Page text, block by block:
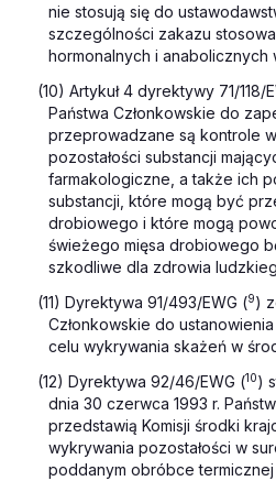
nie stosują się do
szczególności zakazu
hormonalnych i anabolicznych
(10) Artykuł 4 dyrektywy 71/118/
Państwa Członkowskie do
przeprowadzane są kontrole
pozostałości substancji
farmakologiczne, a także ich
substancji, które mogą być
drobiowego i które mogą
świeżego mięsa drobiowego
szkodliwe dla zdrowia
(11) Dyrektywa 91/493/EWG (9)
Członkowskie do
celu wykrywania skażeń w
(12) Dyrektywa 92/46/EWG (10)
dnia 30 czerwca 1993 r.
przedstawią Komisji środki
wykrywania pozostałości w
poddanym obróbce